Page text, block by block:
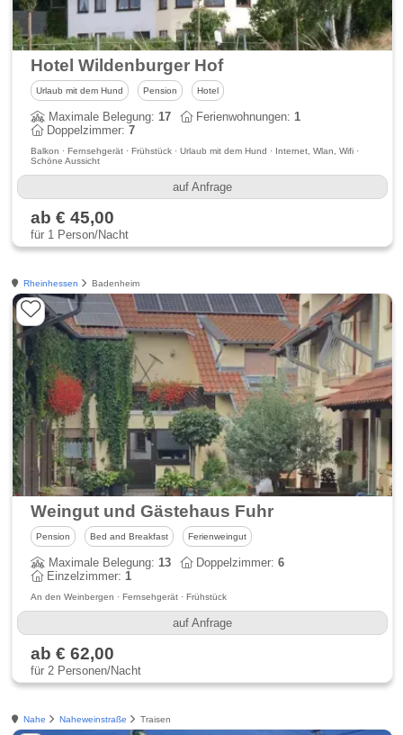
Hotel Wildenburger Hof
Urlaub mit dem Hund Pension Hotel
Maximale Belegung:17 Ferienwohnungen:1
Doppelzimmer:7
Balkon · Fernsehgerät · Frühstück · Urlaub mit dem Hund · Internet, Wlan, Wifi ·
Schöne Aussicht
auf Anfrage
ab € 45,00
für 1 Person/Nacht
Rheinhessen Badenheim
Weingut und Gästehaus Fuhr
Pension Bed and Breakfast Ferienweingut
Maximale Belegung:13 Doppelzimmer:6
Einzelzimmer:1
An den Weinbergen · Fernsehgerät · Frühstück
auf Anfrage
ab € 62,00
für 2 Personen/Nacht
Nahe Naheweinstraße Traisen